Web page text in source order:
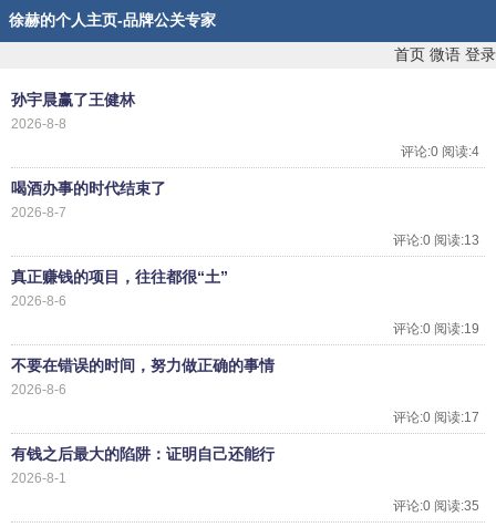
徐赫的个人主页-品牌公关专家
首页 微语 登录
孙宇晨赢了王健林
2026-8-8
评论:0 阅读:4
喝酒办事的时代结束了
2026-8-7
评论:0 阅读:13
真正赚钱的项目，往往都很“土”
2026-8-6
评论:0 阅读:19
不要在错误的时间，努力做正确的事情
2026-8-6
评论:0 阅读:17
有钱之后最大的陷阱：证明自己还能行
2026-8-1
评论:0 阅读:35